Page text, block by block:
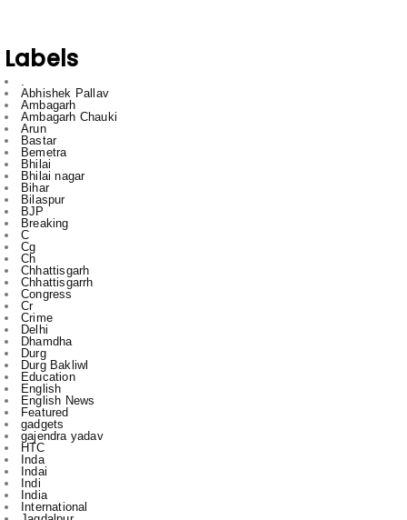
Labels
.
Abhishek Pallav
Ambagarh
Ambagarh Chauki
Arun
Bastar
Bemetra
Bhilai
Bhilai nagar
Bihar
Bilaspur
BJP
Breaking
C
Cg
Ch
Chhattisgarh
Chhattisgarrh
Congress
Cr
Crime
Delhi
Dhamdha
Durg
Durg Bakliwl
Education
English
English News
Featured
gadgets
gajendra yadav
HTC
Inda
Indai
Indi
India
International